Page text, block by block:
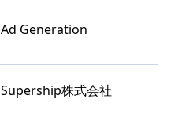
Ad Generation
Supership株式会社